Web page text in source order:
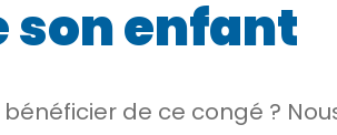
son enfant
de ce congé ?